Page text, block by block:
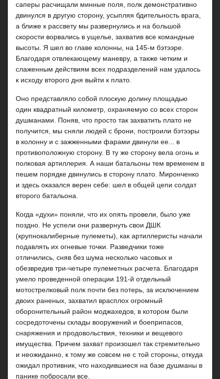
саперы расчищали минные поля, полк демонстративно
двинулся в другую сторону, усыпляя бдительность врага,
а ближе к рассвету мы развернулись и на большой
скорости ворвались в ущелье, захватив все командные
высоты. Я шел во главе колонны, на 145-м бэтээре.
Благодаря отвлекающему маневру, а также четким и
слаженным действиям всех подразделений нам удалось
к исходу второго дня выйти к плато.
Оно представляло собой плоскую долину площадью
один квадратный километр, охраняемую со всех сторон
душманами. Поняв, что просто так захватить плато не
получится, мы сняли людей с брони, построили бэтээры
в колонну и с зажженными фарами двинули ее... в
противоположную сторону. В ту же сторону вела огонь и
полковая артиллерия. А наши батальоны тем временем в
пешем порядке двинулись в сторону плато. Миронченко
и здесь оказался верен себе: шел в общей цепи солдат
второго батальона.
Когда «духи» поняли, что их опять провели, было уже
поздно. Не успели они развернуть свои ДШК
(крупнокалиберные пулеметы), как артиллеристы начали
подавлять их огневые точки. Разведчики тоже
отличились, сняв без шума несколько часовых и
обезвредив три-четыре пулеметных расчета. Благодаря
умело проведенной операции 191-й отдельный
мотострелковый полк почти без потерь, за исключением
двоих раненых, захватил врасплох огромный
оборонительный район моджахедов, в котором были
сосредоточены склады вооружений и боеприпасов,
снаряжения и продовольствия, техники и вещевого
имущества. Причем захват произошел так стремительно
и неожиданно, к тому же совсем не с той стороны, откуда
ожидал противник, что находившиеся на базе душманы в
панике побросали все.